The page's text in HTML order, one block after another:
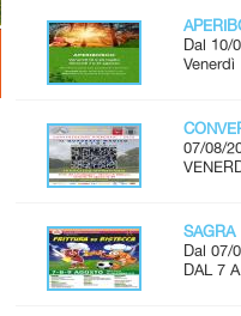
Dal 10/
07/08/
SAGRA
Dal 07/
DAL 7